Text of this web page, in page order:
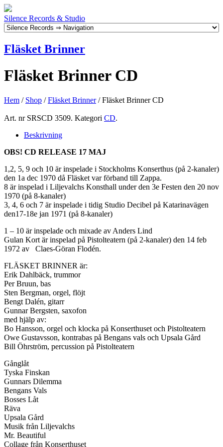
Silence Records & Studio
Fläsket Brinner
Fläsket Brinner CD
Hem / Shop /Fläsket Brinner/ Fläsket Brinner CD
Art. nr SRSCD 3509. Kategori CD.
Beskrivning
OBS! CD RELEASE 17 MAJ
1,2, 5, 9 och 10 är inspelade i Stockholms Konserthus (på 2-kanaler)
den 1a dec 1970 då Fläsket var förband till Zappa.
8 är inspelad i Liljevalchs Konsthall under den 3e Festen den 20 nov
1970 (på 8-kanaler)
3, 4, 6 och 7 är inspelade i tidig Studio Decibel på Katarinavägen
den17-18e jan 1971 (på 8-kanaler)
1 – 10 är inspelade och mixade av Anders Lind
Gulan Kort är inspelad på Pistolteatern (på 2-kanaler) den 14 feb
1972 av Claes-Göran Flodén.
FLÄSKET BRINNER är:
Erik Dahlbäck, trummor
Per Bruun, bas
Sten Bergman, orgel, flöjt
Bengt Dalén, gitarr
Gunnar Bergsten, saxofon
med hjälp av:
Bo Hansson, orgel och klocka på Konserthuset och Pistolteatern
Owe Gustavsson, kontrabas på Bengans vals och Upsala Gård
Bill Öhrström, percussion på Pistolteatern
Gånglåt
Tyska Finskan
Gunnars Dilemma
Bengans Vals
Bosses Låt
Räva
Upsala Gård
Musik från Liljevalchs
Mr. Beautiful
Collage från Konserthuset